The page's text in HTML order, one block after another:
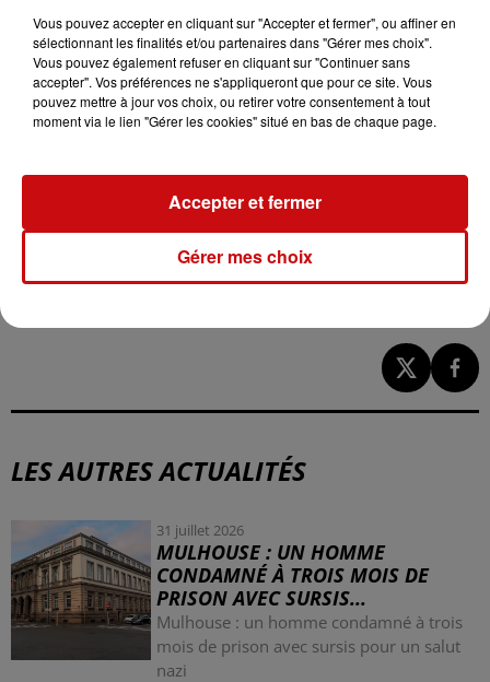
domicile ce lundi 31 janvier et n'a plus donné de
nouvelles à ses proches depuis.
De corpulence frêle, elle mesure 1,65 m. Le jour de sa
disparition, elle portait un jean et une veste bleu ciel. Elle
est susceptible de se déplacer à bord d'un véhicule de
Toute personne l'ayant aperçue ou ayant des
renseignements à fournir à la Gendarmerie quant à
sa localisation est priée de se manifester auprès de la
brigade d’OBERNAI au 03 88 95 51 90 ou de composer
LES AUTRES ACTUALITÉS
31 juillet 2026
MULHOUSE : UN HOMME
CONDAMNÉ À TROIS MOIS DE
PRISON AVEC SURSIS...
Mulhouse : un homme condamné à trois
mois de prison avec sursis pour un salut
nazi
Vous pouvez accepter en cliquant sur "Accepter et fermer", ou affiner en
sélectionnant les finalités et/ou partenaires dans "Gérer mes choix".
Vous pouvez également refuser en cliquant sur "Continuer sans
accepter". Vos préférences ne s'appliqueront que pour ce site. Vous
pouvez mettre à jour vos choix, ou retirer votre consentement à tout
moment via le lien "Gérer les cookies" situé en bas de chaque page.
Gérer mes choix
Accepter et fermer